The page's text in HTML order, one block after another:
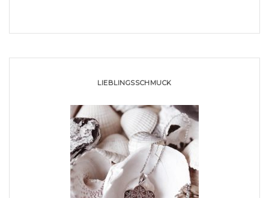
LIEBLINGSSCHMUCK